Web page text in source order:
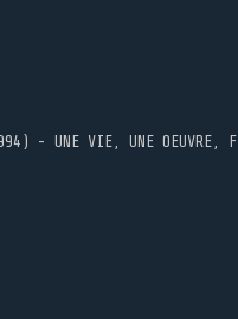
UNE VIE, UNE OEUVRE,